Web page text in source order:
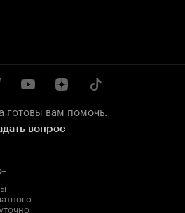
готовы вам помочь.
вопрос